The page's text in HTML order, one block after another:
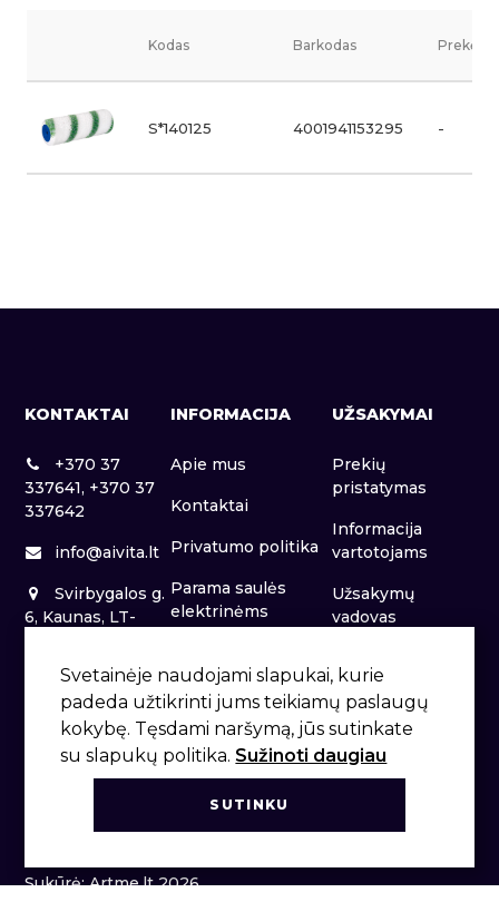
Kodas Barkodas Prekės
S*140125 4001941153295 -
KONTAKTAI
+370 37
337641, +370 37
337642
info@aivita.lt
Svirbygalos g.
6, Kaunas, LT-
INFORMACIJA
Apie mus
Kontaktai
Privatumo politika
Parama saulės
elektrinėms
UŽSAKYMAI
Prekių
pristatymas
Informacija
vartotojams
Užsakymų
vadovas
Sukūrė: Artme.lt 2026
Svetainėje naudojami slapukai, kurie
padeda užtikrinti jums teikiamų paslaugų
kokybę. Tęsdami naršymą, jūs sutinkate
su slapukų politika. Sužinoti daugiau
SUTINKU